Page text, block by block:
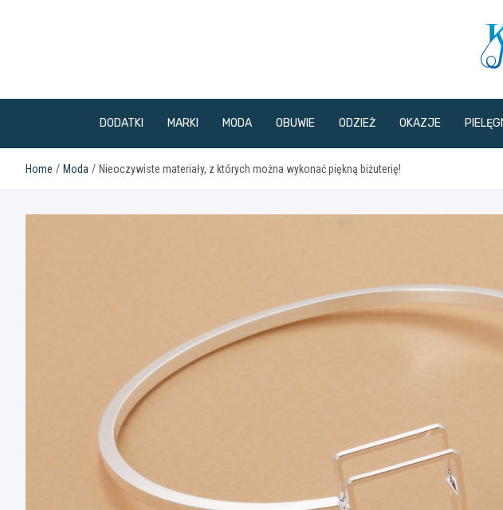
DODATKI MARKI MODA OBUWIE ODZIEŻ OKAZJE
Home Moda Nieoczywiste materiały, z których można wykonać piękną biżuterię!